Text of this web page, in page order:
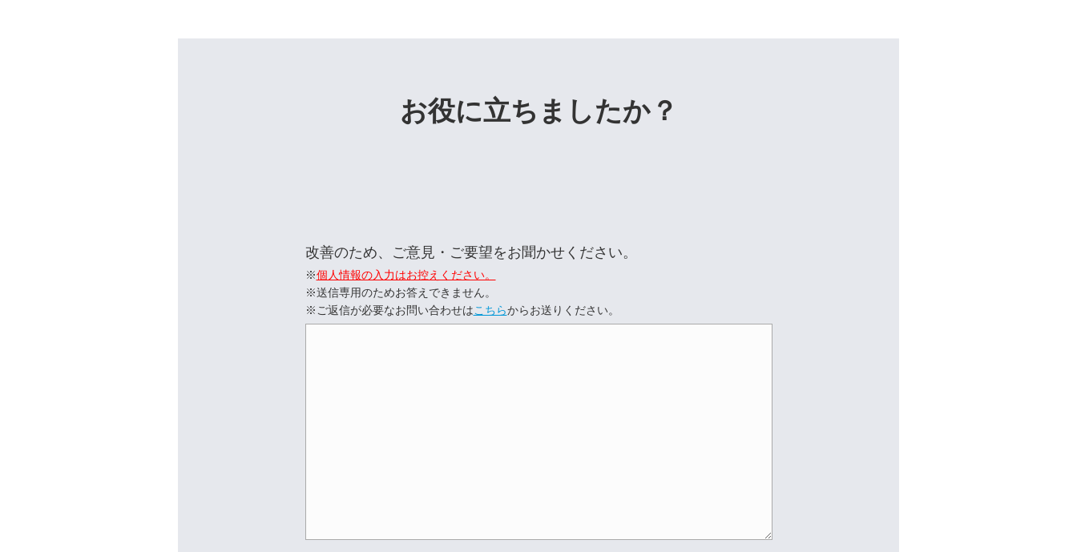
お役に立ちましたか？
改善のため、ご意見・ご要望をお聞かせください。
※個人情報の入力はお控えください。
※送信専用のためお答えできません。
※ご返信が必要なお問い合わせはこちらからお送りください。